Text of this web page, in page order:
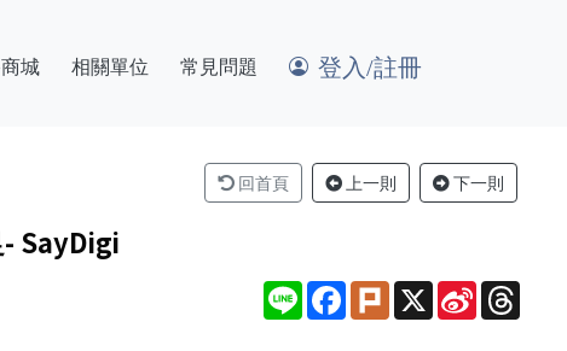
城 相關單位 常見問題 登入/註冊
回首頁 上一則 下一則
- SayDigi
Line Facebook
PlurkX Sina
Weibo